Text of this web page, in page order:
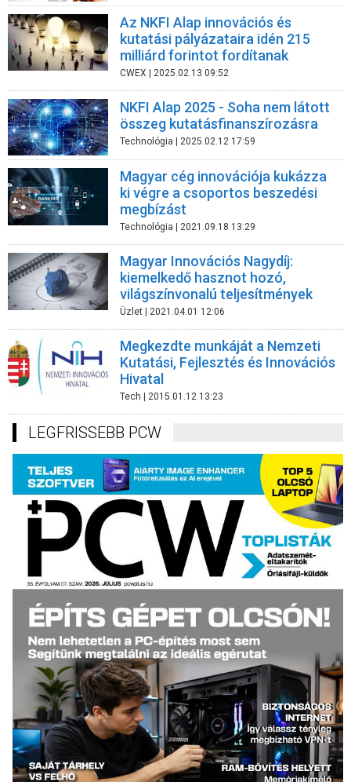
Az NKFI Alap innovációs és
kutatási pályázataira idén 215
milliárd forintot fordítanak
CWEX | 2025.02.13 09:52
NKFI Alap 2025 - Soha nem látott
összeg kutatásfinanszírozásra
Technológia | 2025.02.12 17:59
Magyar cég innovációja kukázza
ki végre a csoportos beszedési
megbízást
Technológia | 2021.09.18 13:29
Magyar Innovációs Nagydíj:
kiemelkedő hasznot hozó,
világszínvonalú teljesítmények
Üzlet | 2021.04.01 12:06
Megkezdte munkáját a Nemzeti
Kutatási, Fejlesztés és Innovációs
Hivatal
Tech | 2015.01.12 13:23
LEGFRISSEBB PCW